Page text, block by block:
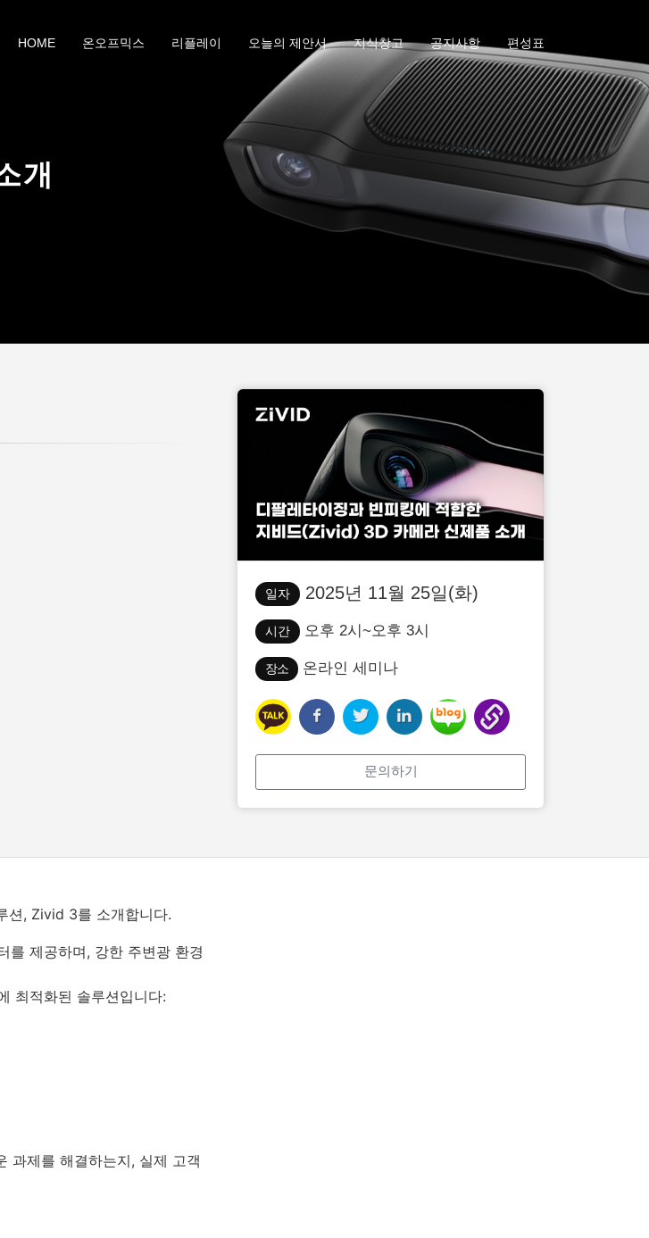
HOME 온오프믹스 리플레이 오늘의 제안서 지식창고 공지사항 편성표
개
일자 2025년 11월 25일(화)
시간 오후 2시~오후 3시
장소 온라인 세미나
문의하기
션, Zivid 3를 소개합니다.
제공하며, 강한 주변광 환경
최적화된 솔루션입니다:
과제를 해결하는지, 실제 고객